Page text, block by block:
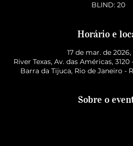
BLIND: 20
Horário e
17 de mar. de 2026,
River Texas, Av. das Américas,
Barra da Tijuca, Rio de Janeiro -
Sobre o